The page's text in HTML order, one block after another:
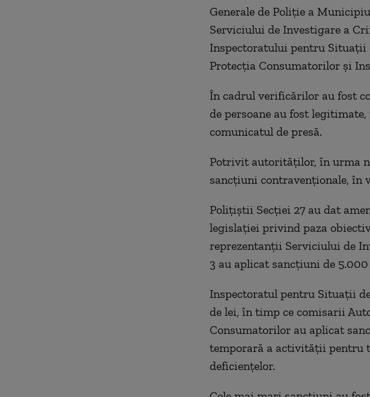
Generale de Poliție a
Serviciului de Investigare a
Inspectoratului pentru
Protecția Consumatorilor și
În cadrul verificărilor au fost
de persoane au fost
comunicatul de presă.
Potrivit autorităților, în urma
sancțiuni contravenționale, în
Polițiștii Secției 27 au dat
legislației privind paza
reprezentanții Serviciului de
3 au aplicat sancțiuni de 5.000
Inspectoratul pentru Situații
de lei, în timp ce comisarii
Consumatorilor au aplicat
temporară a activității pentru
deficiențelor.